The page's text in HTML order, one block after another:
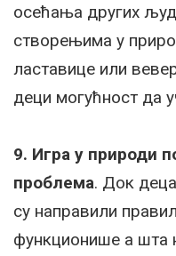
осећања других
створењима у
ластавице или
деци могућност да
9. Игра у природи
проблема. Док
су направили
функционише а шта